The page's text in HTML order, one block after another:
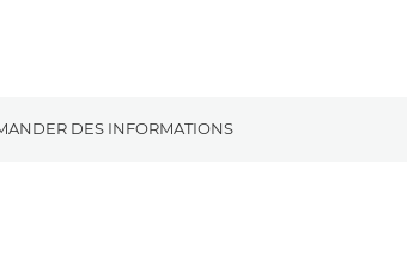
DES INFORMATIONS